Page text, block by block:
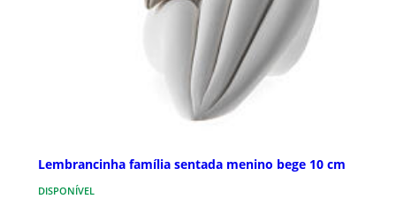
Lembrancinha família sentada menino bege 10 cm
DISPONÍVEL